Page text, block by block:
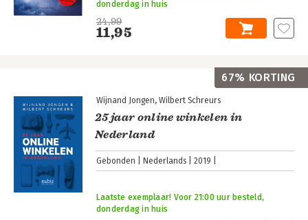
24,99
11,95
donderdag in huis
Wijnand Jongen Wilbert Schreurs
25 jaar online winkelen in
Nederland
Gebonden Nederlands 2019
Laatste exemplaar! Voor 21:00 uur besteld,
donderdag in huis
67% KORTING